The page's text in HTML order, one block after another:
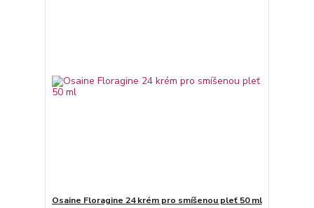
Osaine Floragine 24 krém pro smíšenou pleť 50 ml